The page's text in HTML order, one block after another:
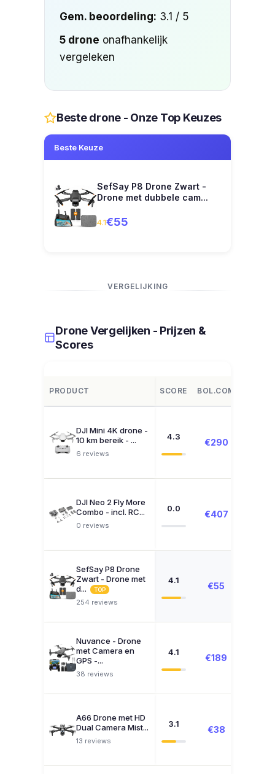
Gem. beoordeling: 3.1 / 5
5 drone onafhankelijk
vergeleken
Beste drone - Onze Top Keuzes
Beste Keuze
SefSay P8 Drone Zwart -
Drone met dubbele cam...
4.1€55
VERGELIJKING
Drone Vergelijken - Prijzen &
Scores
PRODUCT SCORE BOL.COM
DJI Mini 4K drone -
10 km bereik - ...
6 reviews
4.3
€290
DJI Neo 2 Fly More
Combo - incl. RC...
0 reviews
0.0
€407
SefSay P8 Drone
Zwart - Drone met
d...
TOP
254 reviews
4.1
€55
Nuvance - Drone
met Camera en
GPS -...
38 reviews
4.1
€189
A66 Drone met HD
Dual Camera Mist...
13 reviews
3.1
€38